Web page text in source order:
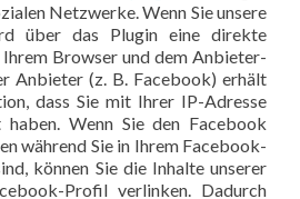
Netzwerke. Wenn Sie unsere
über das Plugin eine direkte
Browser und dem Anbieter-
Anbieter (z. B. Facebook) erhält
dass Sie mit Ihrer IP-Adresse
haben. Wenn Sie den Facebook
während Sie in Ihrem Facebook-
können Sie die Inhalte unserer
Profil verlinken. Dadurch